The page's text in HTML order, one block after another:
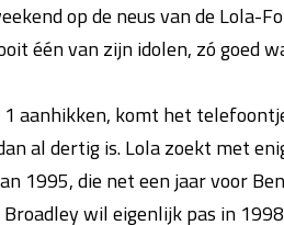
op de neus van de Lola-
één van zijn idolen, zó goed
aanhikken, komt het
al dertig is. Lola zoekt met
1995, die net een jaar voor
Broadley wil eigenlijk pas in